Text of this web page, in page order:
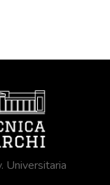
Universitaria